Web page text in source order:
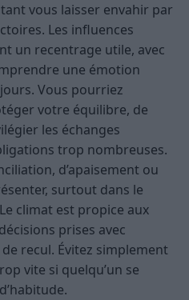
vous laisser envahir par
Les influences
un recentrage utile, avec
une émotion
Vous pourriez
votre équilibre, de
les échanges
trop nombreuses.
d’apaisement ou
surtout dans le
climat est propice aux
prises avec
recul. Évitez simplement
vite si quelqu’un se